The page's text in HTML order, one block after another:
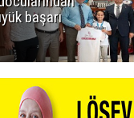
başarı